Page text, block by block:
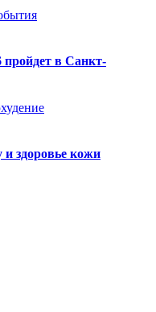
пройдет в Санкт-
здоровье кожи